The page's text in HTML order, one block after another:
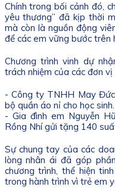
Chính trong bối cảnh đó,
yêu thương” đã kịp thời
mà còn là nguồn động
để các em vững bước trên
Chương trình vinh dự
trách nhiệm của các đơn
- Công ty TNHH May
bộ quần áo nỉ cho học sinh.
- Gia đình em Nguyễn
Rồng Nhí gửi tặng 140
Sự chung tay của các
lòng nhân ái đã góp
chương trình, thể hiện
trong hành trình vì trẻ em